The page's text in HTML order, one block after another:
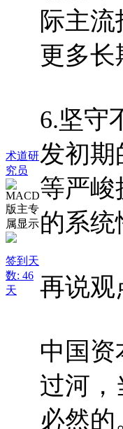
术道研
究员
签到天
数: 46
天
际主
更多长
6.坚守
发初期
等严峻
的系统
再说观
中国
过河，
必然